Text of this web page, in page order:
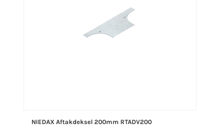
NIEDAX Aftakdeksel 200mm RTADV200